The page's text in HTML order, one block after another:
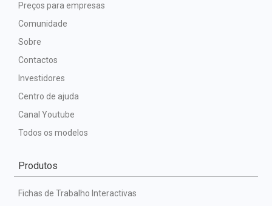
Preços para empresas
Comunidade
Sobre
Contactos
Investidores
Centro de ajuda
Canal Youtube
Todos os modelos
Produtos
Fichas de Trabalho Interactivas